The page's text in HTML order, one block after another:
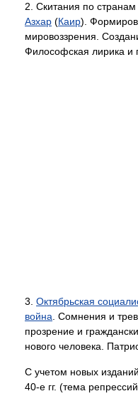
2. Скитания по странам
Азхар (Каир).
мировоззрения.
Философская лирика и
3. Октябрьская
война. Сомнения и
прозрение и
нового человека.
С учетом новых
40-е гг. (тема